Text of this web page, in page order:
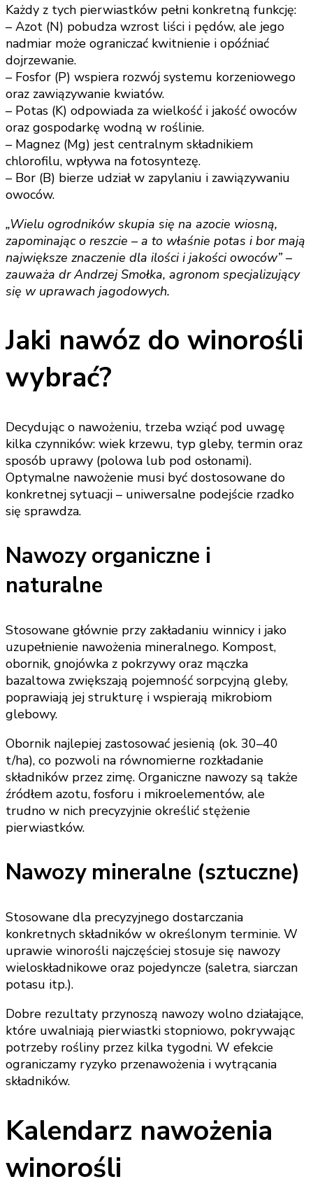
Każdy z tych pierwiastków pełni konkretną funkcję:
– Azot (N) pobudza wzrost liści i pędów, ale jego
nadmiar może ograniczać kwitnienie i opóźniać
dojrzewanie.
– Fosfor (P) wspiera rozwój systemu korzeniowego
oraz zawiązywanie kwiatów.
– Potas (K) odpowiada za wielkość i jakość owoców
oraz gospodarkę wodną w roślinie.
– Magnez (Mg) jest centralnym składnikiem
chlorofilu, wpływa na fotosyntezę.
– Bor (B) bierze udział w zapylaniu i zawiązywaniu
owoców.
„Wielu ogrodników skupia się na azocie wiosną,
zapominając o reszcie – a to właśnie potas i bor mają
największe znaczenie dla ilości i jakości owoców” –
zauważa dr Andrzej Smołka, agronom specjalizujący
się w uprawach jagodowych.
Jaki nawóz do winorośli
wybrać?
Decydując o nawożeniu, trzeba wziąć pod uwagę
kilka czynników: wiek krzewu, typ gleby, termin oraz
sposób uprawy (polowa lub pod osłonami).
Optymalne nawożenie musi być dostosowane do
konkretnej sytuacji – uniwersalne podejście rzadko
się sprawdza.
Nawozy organiczne i
naturalne
Stosowane głównie przy zakładaniu winnicy i jako
uzupełnienie nawożenia mineralnego. Kompost,
obornik, gnojówka z pokrzywy oraz mączka
bazaltowa zwiększają pojemność sorpcyjną gleby,
poprawiają jej strukturę i wspierają mikrobiom
glebowy.
Obornik najlepiej zastosować jesienią (ok. 30–40
t/ha), co pozwoli na równomierne rozkładanie
składników przez zimę. Organiczne nawozy są także
źródłem azotu, fosforu i mikroelementów, ale
trudno w nich precyzyjnie określić stężenie
pierwiastków.
Nawozy mineralne (sztuczne)
Stosowane dla precyzyjnego dostarczania
konkretnych składników w określonym terminie. W
uprawie winorośli najczęściej stosuje się nawozy
wieloskładnikowe oraz pojedyncze (saletra, siarczan
potasu itp.).
Dobre rezultaty przynoszą nawozy wolno działające,
które uwalniają pierwiastki stopniowo, pokrywając
potrzeby rośliny przez kilka tygodni. W efekcie
ograniczamy ryzyko przenawożenia i wytrącania
składników.
Kalendarz nawożenia
winorośli